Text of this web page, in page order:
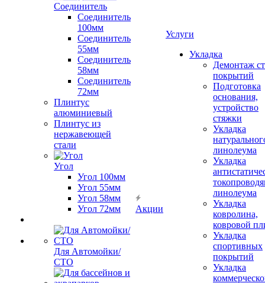
Соединитель
Соединитель
100мм
Соединитель
55мм
Соединитель
58мм
Соединитель
72мм
Плинтус
алюминиевый
Плинтус из
нержавеющей
стали
Угол
Угол 100мм
Угол 55мм
Угол 58мм
Угол 72мм
Для Автомойки/
СТО
Акции
Услуги
Укладка
Демонтаж
покрытий
Подготовка
основания,
устройство
стяжки
Укладка
линолеума
Укладка
линолеума
Укладка
ковролина,
ковровой
Укладка
спортивных
покрытий
Укладка